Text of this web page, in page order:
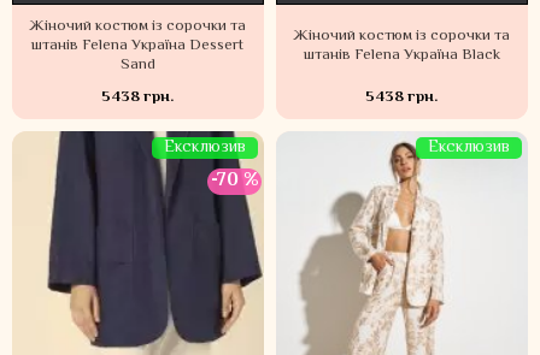
Жіночий костюм із сорочки та
штанів Felena Україна Dessert
Sand
5438 грн.
Жіночий костюм із сорочки та
штанів Felena Україна Black
5438 грн.
Ексклюзив
-70 %
Ексклюзив